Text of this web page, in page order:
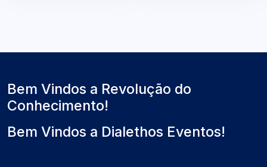
Bem Vindos a Revolução do
Conhecimento!
Bem Vindos a Dialethos Eventos!